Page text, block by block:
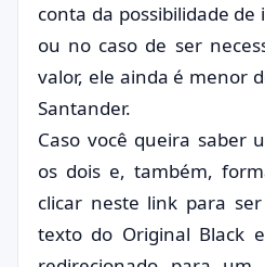
conta da possibilidade
ou no caso de ser
valor, ele ainda é menor
Santander.
Caso você queira saber
os dois e, também,
clicar neste link para
texto do Original Black